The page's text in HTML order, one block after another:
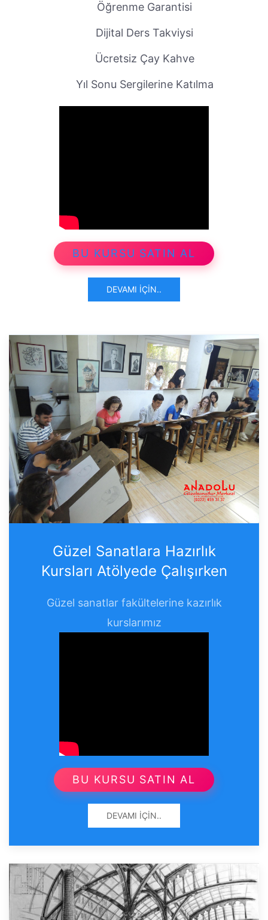
Öğrenme Garantisi
Dijital Ders Takviysi
Ücretsiz Çay Kahve
Yıl Sonu Sergilerine Katılma
BU KURSU SATIN AL
DEVAMI İÇIN..
Güzel Sanatlara Hazırlık
Kursları Atölyede Çalışırken
Güzel sanatlar fakültelerine kazırlık
kurslarımız
BU KURSU SATIN AL
DEVAMI İÇIN..